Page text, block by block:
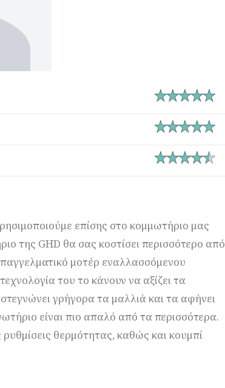
επίσης στο κομμωτήριο μας
της GHD θα σας κοστίσει περισσότερο από
μοτέρ εναλλασσόμενου
του το κάνουν να αξίζει τα
γρήγορα τα μαλλιά και τα αφήνει
είναι πιο απαλό από τα περισσότερα.
ρυθμίσεις θερμότητας, καθώς και κουμπί